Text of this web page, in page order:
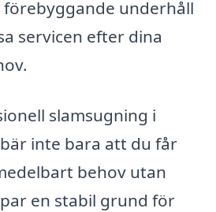
förebyggande underhåll
servicen efter dina
slamsugning i
inte bara att du får
behov utan
en stabil grund för